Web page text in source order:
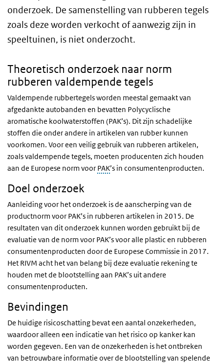
onderzoek. De samenstelling van rubberen tegels
zoals deze worden verkocht of aanwezig zijn in
speeltuinen, is niet onderzocht.
Theoretisch onderzoek naar norm
rubberen valdempende tegels
Valdempende rubbertegels worden meestal gemaakt van
afgedankte autobanden en bevatten Polycyclische
aromatische koolwaterstoffen (PAK’s). Dit zijn schadelijke
stoffen die onder andere in artikelen van rubber kunnen
voorkomen. Voor een veilig gebruik van rubberen artikelen,
zoals valdempende tegels, moeten producenten zich houden
aan de Europese norm voor PAK’s in consumentenproducten.
Doel onderzoek
Aanleiding voor het onderzoek is de aanscherping van de
productnorm voor PAK’s in rubberen artikelen in 2015. De
resultaten van dit onderzoek kunnen worden gebruikt bij de
evaluatie van de norm voor PAK’s voor alle plastic en rubberen
consumentenproducten door de Europese Commissie in 2017.
Het RIVM acht het van belang bij deze evaluatie rekening te
houden met de blootstelling aan PAK’s uit andere
consumentenproducten.
Bevindingen
De huidige risicoschatting bevat een aantal onzekerheden,
waardoor alleen een indicatie van het risico op kanker kan
worden gegeven. Een van de onzekerheden is het ontbreken
van betrouwbare informatie over de blootstelling van spelende